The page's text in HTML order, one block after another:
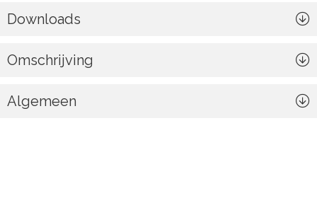
Downloads
Omschrijving
Algemeen